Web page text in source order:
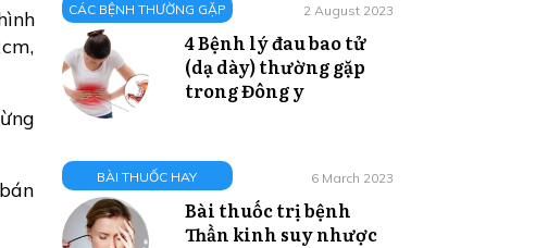
CÁC BỆNH THƯỜNG GẶP 2 August 2023
4 Bệnh lý đau bao tử
(dạ dày) thường gặp
trong Đông y
BÀI THUỐC HAY 6 March 2023
Bài thuốc trị bệnh
Thần kinh suy nhược